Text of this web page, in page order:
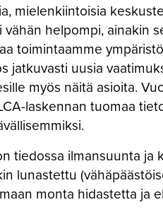
mielenkiintoisia
helpompi, ainakin
toimintaamme
jatkuvasti uusia
myös näitä asioita.
laskennan tuomaa
tiedossa ilmansuunta
lunastettu
monta hidastetta ja